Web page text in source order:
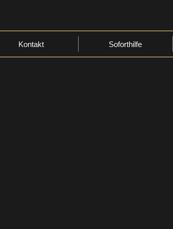
Kontakt Soforthilfe